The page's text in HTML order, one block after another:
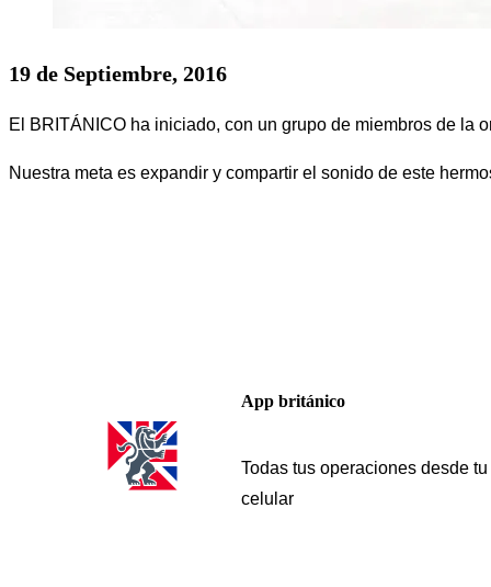
19 de Septiembre, 2016
El BRITÁNICO ha iniciado, con un grupo de miembros de la
Nuestra meta es expandir y compartir el sonido de este
App británico
Todas tus operaciones desde tu
celular